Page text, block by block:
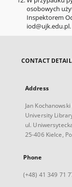
osobowych
Inspektorem
iod@ujk.edu.pl.
CONTACT
Address
Jan
University
ul.
25-406 Kielce,
Phone
(+48) 41 349 71